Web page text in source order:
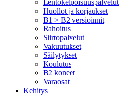
Lentokelpoisuuspalvelut
Huollot ja korjaukset
B1 > B2 versioinnit
Rahoitus
Siirtopalvelut
Vakuutukset
Säilytykset
Koulutus
B2 koneet
Varaosat
Kehitys